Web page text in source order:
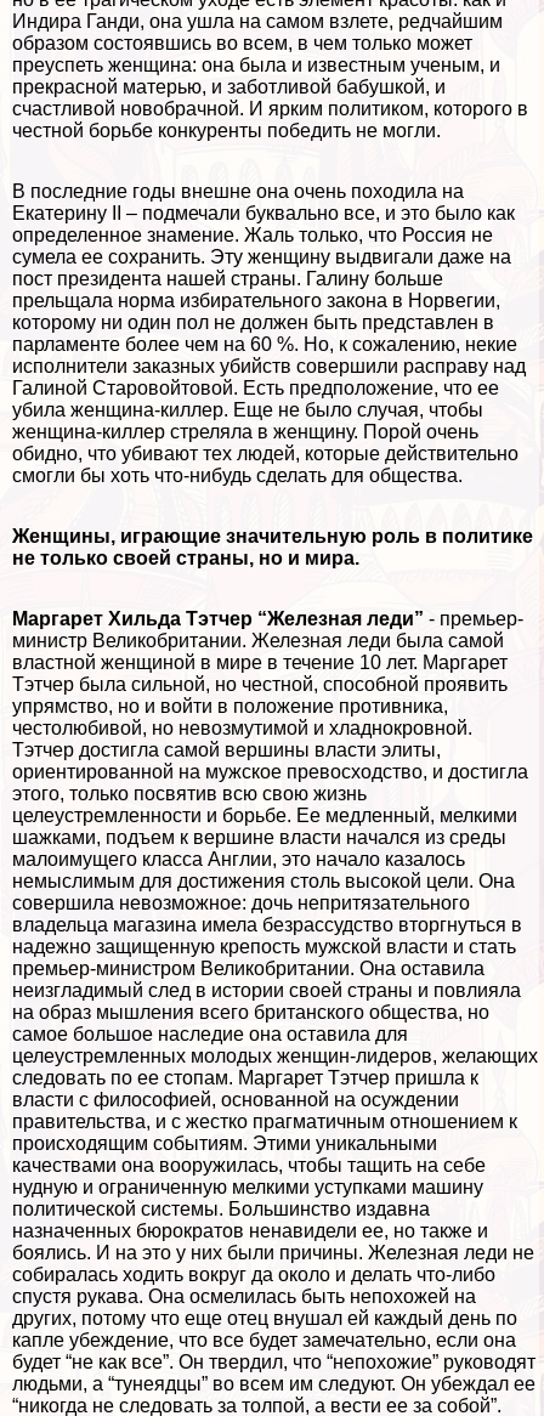
Индира Ганди, она ушла на самом взлете, редчайшим
образом состоявшись во всем, в чем только может
преуспеть женщина: она была и известным ученым, и
прекрасной матерью, и заботливой бабушкой, и
счастливой новобрачной. И ярким политиком, которого в
честной борьбе конкуренты победить не могли.
В последние годы внешне она очень походила на
Екатерину II – подмечали буквально все, и это было как
определенное знамение. Жаль только, что Россия не
сумела ее сохранить. Эту женщину выдвигали даже на
пост президента нашей страны. Галину больше
прельщала норма избирательного закона в Норвегии,
которому ни один пол не должен быть представлен в
парламенте более чем на 60 %. Но, к сожалению, некие
исполнители заказных убийств совершили расправу над
Галиной Старовойтовой. Есть предположение, что ее
убила женщина-киллер. Еще не было случая, чтобы
женщина-киллер стреляла в женщину. Порой очень
обидно, что убивают тех людей, которые действительно
смогли бы хоть что-нибудь сделать для общества.
Женщины, играющие значительную роль в политике
не только своей страны, но и мира.
Маргарет Хильда Тэтчер “Железная леди” - премьер-
министр Великобритании. Железная леди была самой
властной женщиной в мире в течение 10 лет. Маргарет
Тэтчер была сильной, но честной, способной проявить
упрямство, но и войти в положение противника,
честолюбивой, но невозмутимой и хладнокровной.
Тэтчер достигла самой вершины власти элиты,
ориентированной на мужское превосходство, и достигла
этого, только посвятив всю свою жизнь
целеустремленности и борьбе. Ее медленный, мелкими
шажками, подъем к вершине власти начался из среды
малоимущего класса Англии, это начало казалось
немыслимым для достижения столь высокой цели. Она
совершила невозможное: дочь непритязательного
владельца магазина имела безрассудство вторгнуться в
надежно защищенную крепость мужской власти и стать
премьер-министром Великобритании. Она оставила
неизгладимый след в истории своей страны и повлияла
на образ мышления всего британского общества, но
самое большое наследие она оставила для
целеустремленных молодых женщин-лидеров, желающих
следовать по ее стопам. Маргарет Тэтчер пришла к
власти с философией, основанной на осуждении
правительства, и с жестко прагматичным отношением к
происходящим событиям. Этими уникальными
качествами она вооружилась, чтобы тащить на себе
нудную и ограниченную мелкими уступками машину
политической системы. Большинство издавна
назначенных бюрократов ненавидели ее, но также и
боялись. И на это у них были причины. Железная леди не
собиралась ходить вокруг да около и делать что-либо
спустя рукава. Она осмелилась быть непохожей на
других, потому что еще отец внушал ей каждый день по
капле убеждение, что все будет замечательно, если она
будет “не как все”. Он твердил, что “непохожие” руководят
людьми, а “тунеядцы” во всем им следуют. Он убеждал ее
“никогда не следовать за толпой, а вести ее за собой”.